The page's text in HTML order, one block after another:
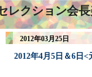
レクション会
2012年03月25日
2012年4月5日＆6日